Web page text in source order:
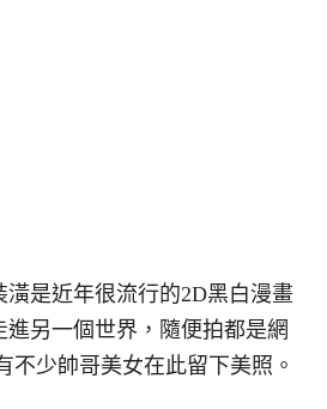
潢是近年很流行的2D黑白漫畫
另一個世界，隨便拍都是網
不少帥哥美女在此留下美照。